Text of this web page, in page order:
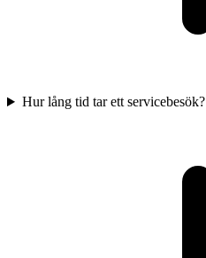
Hur lång tid tar ett servicebesök?